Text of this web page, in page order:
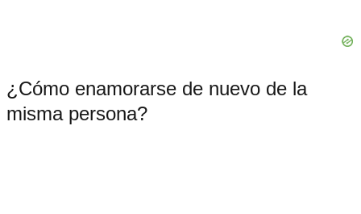
¿Cómo enamorarse de nuevo de la
misma persona?